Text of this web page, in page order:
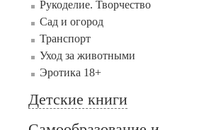
Рукоделие. Творчество
Сад и огород
Транспорт
Уход за животными
Эротика 18+
Детские книги